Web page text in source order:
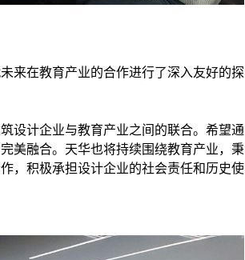
来在教育产业的合作进行了深入友好的探
设计企业与教育产业之间的联合。希望通
美融合。天华也将持续围绕教育产业，秉
，积极承担设计企业的社会责任和历史使